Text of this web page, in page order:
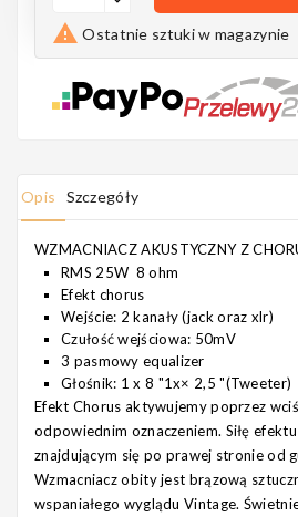
MAHILELE
Ortega
Usługi
 Ostatnie sztuki w magazynie
Opis Szczegóły
WZMACNIACZ AKUSTYCZNY Z
RMS 25W 8 ohm
Efekt chorus
Wejście: 2 kanały (jack oraz xlr)
Czułość wejściowa: 50mV
3 pasmowy equalizer
Głośnik: 1 x 8 "1x× 2,5 "(Tweeter)
Efekt Chorus aktywujemy poprzez
odpowiednim oznaczeniem. Siłę
znajdującym się po prawej stronie od
Wzmacniacz obity jest brązową
wspaniałego wyglądu Vintage.